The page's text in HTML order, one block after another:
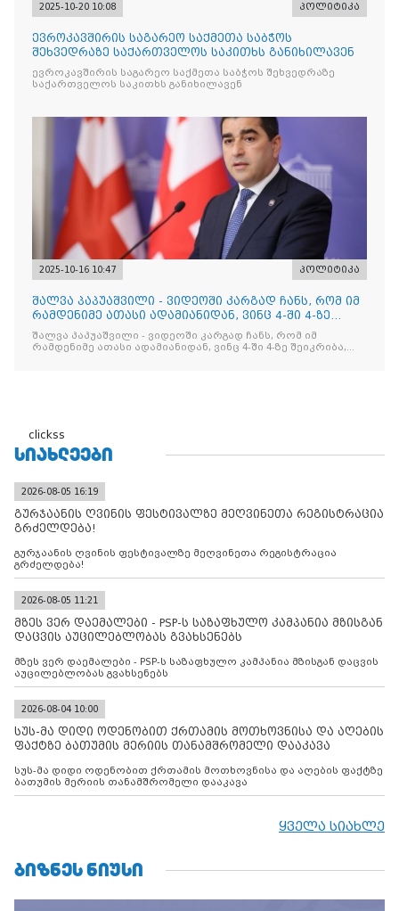
2025-10-20 10:08 პოლიტიკა
ევროკავშირის საგარეო საქმეთა საბჭოს
შეხვედრაზე საქართველოს საკითხს განიხილავენ
ევროკავშირის საგარეო საქმეთა საბჭოს შეხვედრაზე
საქართველოს საკითხს განიხილავენ
2025-10-16 10:47 პოლიტიკა
შალვა პაპუაშვილი - ვიდეოში კარგად ჩანს, რომ იმ
რამდენიმე ათასი ადამიანიდან, ვინც 4-ში 4-ზე
შეიკრიბა,
შალვა პაპუაშვილი - ვიდეოში კარგად ჩანს, რომ იმ
რამდენიმე ათასი ადამიანიდან, ვინც 4-ში 4-ზე შეიკრიბა,
clickss
ᲡᲘᲐᲮᲚᲔᲔᲑᲘ
2026-08-05 16:19
გურჯაანის ღვინის ფესტივალზე მეღვინეთა რეგისტრაცია
გრძელდება!
გურჯაანის ღვინის ფესტივალზე მეღვინეთა რეგისტრაცია
გრძელდება!
2026-08-05 11:21
მზეს ვერ დაემალები - PSP-ს საზაფხულო კამპანია მზისგან
დაცვის აუცილებლობას გვახსენებს
მზეს ვერ დაემალები - PSP-ს საზაფხულო კამპანია მზისგან დაცვის
აუცილებლობას გვახსენებს
2026-08-04 10:00
სუს-მა დიდი ოდენობით ქრთამის მოთხოვნისა და აღების
ფაქტზე ბათუმის მერიის თანამშრომელი დააკავა
სუს-მა დიდი ოდენობით ქრთამის მოთხოვნისა და აღების ფაქტზე
ბათუმის მერიის თანამშრომელი დააკავა
ყველა სიახლე
ᲑᲘᲖᲜᲔᲡ ᲜᲘᲣᲡᲘ